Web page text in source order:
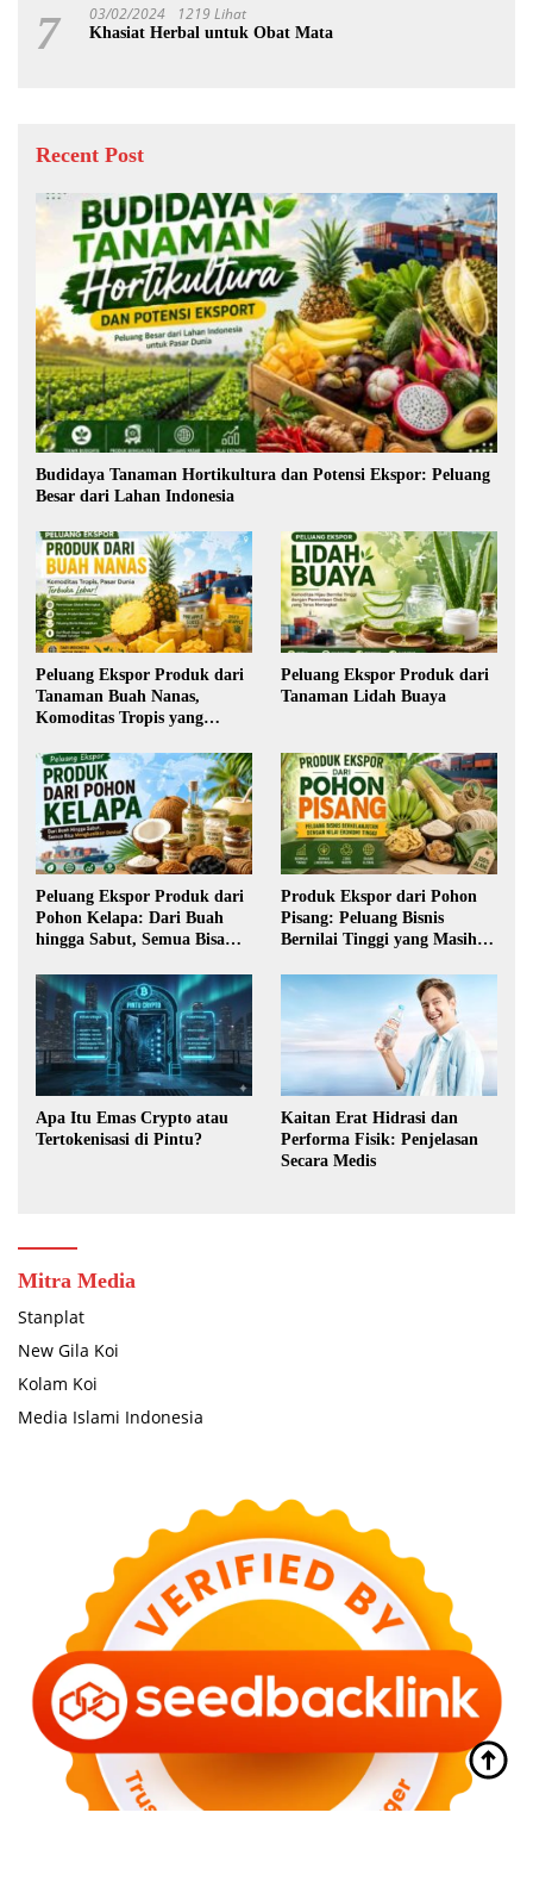
7 03/02/2024 1219 Lihat
Khasiat Herbal untuk Obat Mata
Recent Post
Budidaya Tanaman Hortikultura dan Potensi Ekspor: Peluang
Besar dari Lahan Indonesia
Peluang Ekspor Produk dari
Tanaman Buah Nanas,
Komoditas Tropis yang
Peluang Ekspor Produk dari
Tanaman Lidah Buaya
Peluang Ekspor Produk dari
Pohon Kelapa: Dari Buah
hingga Sabut, Semua Bisa
Produk Ekspor dari Pohon
Pisang: Peluang Bisnis
Bernilai Tinggi yang Masih
Apa Itu Emas Crypto atau
Tertokenisasi di Pintu?
Kaitan Erat Hidrasi dan
Performa Fisik: Penjelasan
Secara Medis
Mitra Media
Stanplat
New Gila Koi
Kolam Koi
Media Islami Indonesia